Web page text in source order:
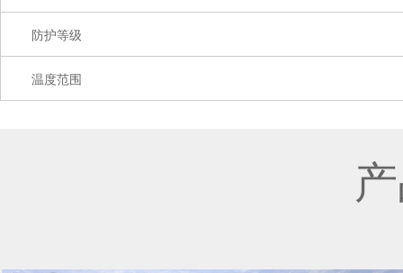
防护等级
温度范围